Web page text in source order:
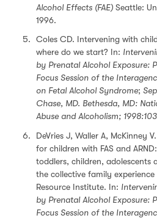
Alcohol Effects (FAE) Seattle:
1996.
Coles CD. Intervening with
where do we start? In:
by Prenatal Alcohol Exposure:
Focus Session of the
on Fetal Alcohol Syndrome;
Chase, MD. Bethesda, MD:
Abuse and Alcoholism;
DeVries J, Waller A, McKinney
for children with FAS and
toddlers, children, adolescents
the collective family experience
Resource Institute. In:
by Prenatal Alcohol Exposure:
Focus Session of the